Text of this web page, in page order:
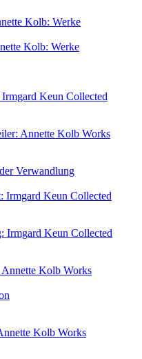
Kolb: Werke
Kolb: Werke
Keun Collected
Annette Kolb Works
Verwandlung
Irmgard Keun Collected
Irmgard Keun Collected
Kolb Works
Kolb Works